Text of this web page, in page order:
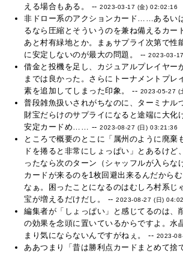
える場合もある。 --2023-03-17 (金) 02:02:16
非ドロー系のアクションカード……あるい
るなら圧縮とそういうのを兼ね備えるカ
あと村有緑地とか。まぁサプライ次第で性
に安定しないのが最大の問題。 --2023-03-
借金と投機を足し、カジュアルプレイヤー
までは良かった。さらにトーナメントプレ
素を追加してしまった印象。 -- 2023-05-27 (
普段雑魚扱いされがちなのに、ターミナル
財宝だらけのサプライになると途端に大化
安定カードめ…… --2023-08-27 (日) 03:21:36
ところで概要のとこに「属州のように廃棄
ドを捲ると非常にしょっぱい」とあるけど
ったなら次のターン（シャッフルが入らな
カードが来るのを1枚回避出来るんだから
なぁ。困ったことになるのはむしろ村系じ
宝が増えるだけだし。 --2023-08-27 (日)
編集者が「しょっぱい」と感じてるのは、
の効果を念頭に置いているからですよ。水
まり気にならないんですがねぇ。 -- 2023-
ああつまり「昔は勝利点カードまとめて捨